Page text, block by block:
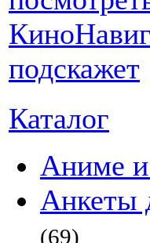
Каталог
Аниме
Анкеты
(69)